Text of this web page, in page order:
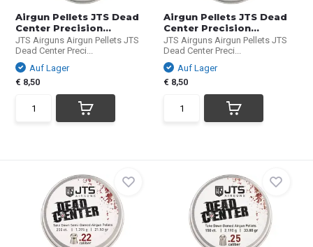
Airgun Pellets JTS Dead
Center Precision...
JTS Airguns Airgun Pellets JTS
Dead Center Preci...
Auf Lager
€ 8,50
Airgun Pellets JTS Dead
Center Precision...
JTS Airguns Airgun Pellets JTS
Dead Center Preci...
Auf Lager
€ 8,50